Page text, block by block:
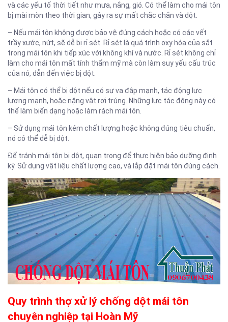
và các yếu tố thời tiết như mưa, nắng, gió. Có thể làm cho mái tôn
bị mài mòn theo thời gian, gây ra sự mất chắc chắn và dột.
– Nếu mái tôn không được bảo vệ đúng cách hoặc có các vết
trầy xước, nứt, sẽ dễ bị rỉ sét. Rỉ sét là quá trình oxy hóa của sắt
trong mái tôn khi tiếp xúc với không khí và nước. Rỉ sét không chỉ
làm cho mái tôn mất tính thẩm mỹ mà còn làm suy yếu cấu trúc
của nó, dẫn đến việc bị dột.
– Mái tôn có thể bị dột nếu có sự va đập mạnh, tác động lực
lượng mạnh, hoặc nặng vật rơi trúng. Những lực tác động này có
thể làm biến dạng hoặc làm rách mái tôn.
– Sử dụng mái tôn kém chất lượng hoặc không đúng tiêu chuẩn,
nó có thể dễ bị dột.
Để tránh mái tôn bị dột, quan trọng để thực hiện bảo dưỡng định
kỳ. Sử dụng vật liệu chất lượng cao, và lắp đặt mái tôn đúng cách.
Quy trình thợ xử lý chống dột mái tôn
chuyên nghiệp tại Hoàn Mỹ